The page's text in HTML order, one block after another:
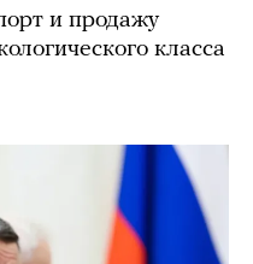
и продажу
класса